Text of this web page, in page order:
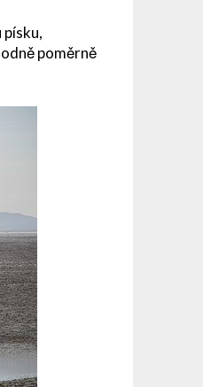
poměrně